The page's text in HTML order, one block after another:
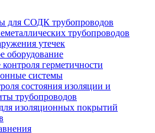
для СОДК трубопроводов
трубопроводов
утечек
оборудование
герметичности
системы
состояния изоляции и
трубопроводов
изоляционных покрытий